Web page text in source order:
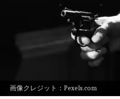
画像クレジット：Pexels.com
どんな話なの
「新参者」が好きな方に
ステリー作品も楽しんで
う。今回は、「新参者」